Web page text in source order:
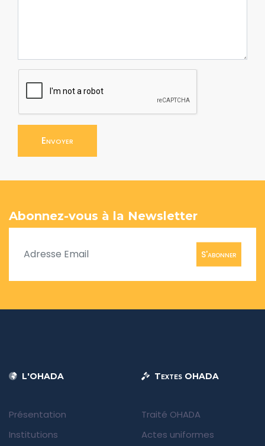
Envoyer
Abonnez-vous à la Newsletter
S'abonner
L'OHADA
Présentation
Institutions
Textes OHADA
Traité OHADA
Actes uniformes